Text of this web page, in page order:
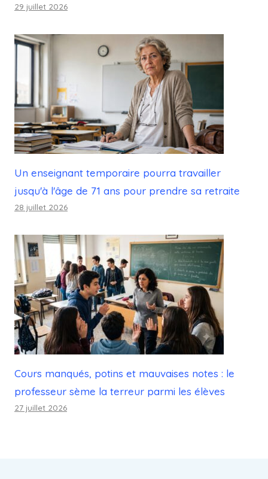
29 juillet 2026
Un enseignant temporaire pourra travailler
jusqu'à l'âge de 71 ans pour prendre sa retraite
28 juillet 2026
Cours manqués, potins et mauvaises notes : le
professeur sème la terreur parmi les élèves
27 juillet 2026